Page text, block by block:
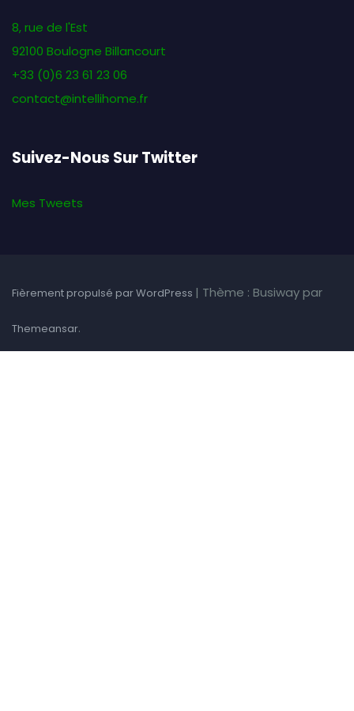
8, rue de l'Est
92100 Boulogne Billancourt
+33 (0)6 23 61 23 06
contact@intellihome.fr
Suivez-Nous Sur Twitter
Mes Tweets
Fièrement propulsé par WordPress | Thème : Busiway par
Themeansar.